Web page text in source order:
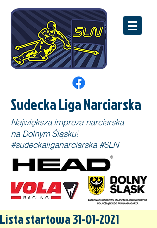
Sudecka Liga Narciarska
Największa impreza narciarska
na Dolnym Śląsku!
#sudeckaliganarciarska #SLN
Lista startowa 31-01-2021